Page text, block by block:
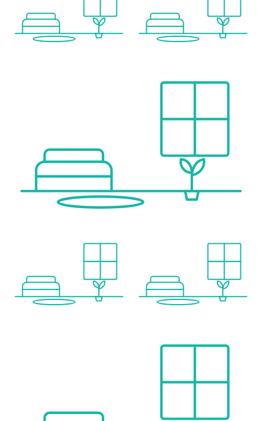
Sonstige
Bank <1.000m
Geldautomat <1.000m
Angaben Entfernung Luftlinie / Quelle: OpenStreetMap